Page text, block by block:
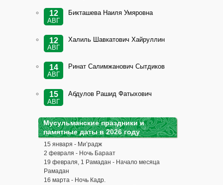
12
АВГ
Бикташева Наиля Умяровна
12
АВГ
Халиль Шавкатович Хайруллин
14
АВГ
Ринат Салимжанович Сытдиков
15
АВГ
Абдулов Рашид Фатыхович
Мусульманские праздники и
памятные даты в 2026 году
15 января - Ми’радж
2 февраля - Ночь Бараат
19 февраля, 1 Рамадан - Начало месяца
Рамадан
16 марта - Ночь Кадр.